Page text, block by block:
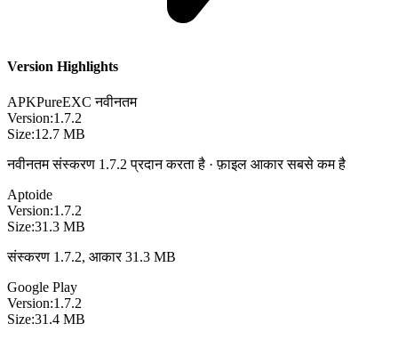
Version Highlights
APKPureEXC नवीनतम
Version:1.7.2
Size:12.7 MB
नवीनतम संस्करण 1.7.2 प्रदान करता है · फ़ाइल आकार सबसे कम है
Aptoide
Version:1.7.2
Size:31.3 MB
संस्करण 1.7.2, आकार 31.3 MB
Google Play
Version:1.7.2
Size:31.4 MB